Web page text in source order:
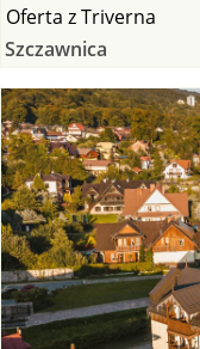
Oferta zTriverna
Szczawnica